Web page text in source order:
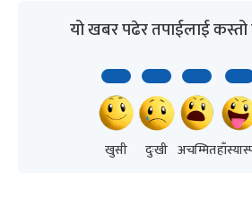
यो खबर पढेर तपाईलाई
खुसी दुःखी अचम्मित